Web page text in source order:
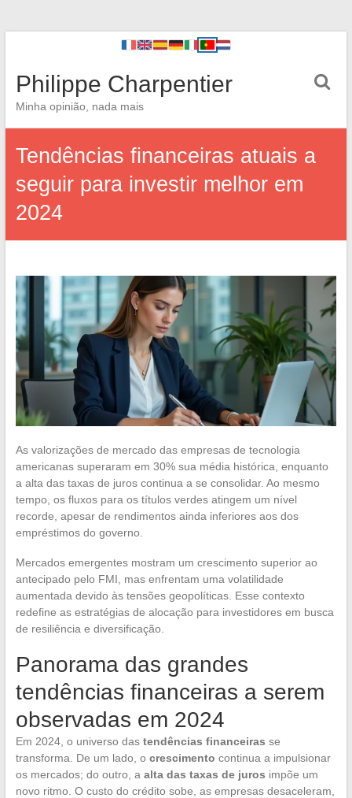
Philippe Charpentier
Minha opinião, nada mais
Tendências financeiras atuais a
seguir para investir melhor em
2024
As valorizações de mercado das empresas de tecnologia
americanas superaram em 30% sua média histórica, enquanto
a alta das taxas de juros continua a se consolidar. Ao mesmo
tempo, os fluxos para os títulos verdes atingem um nível
recorde, apesar de rendimentos ainda inferiores aos dos
empréstimos do governo.
Mercados emergentes mostram um crescimento superior ao
antecipado pelo FMI, mas enfrentam uma volatilidade
aumentada devido às tensões geopolíticas. Esse contexto
redefine as estratégias de alocação para investidores em busca
de resiliência e diversificação.
Panorama das grandes
tendências financeiras a serem
observadas em 2024
Em 2024, o universo das tendências financeiras se
transforma. De um lado, o crescimento continua a impulsionar
os mercados; do outro, a alta das taxas de juros impõe um
novo ritmo. O custo do crédito sobe, as empresas desaceleram,